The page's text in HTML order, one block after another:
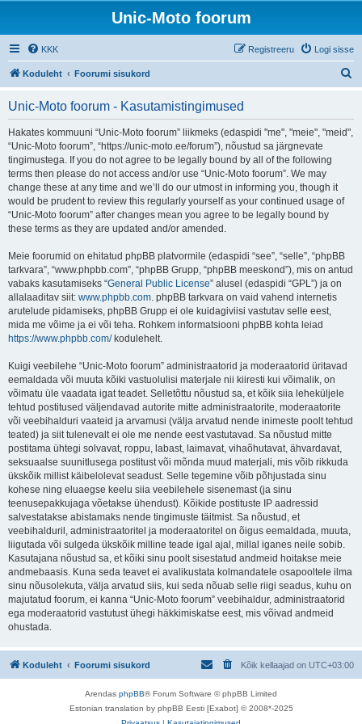
Unic-Moto foorum
KKK Logi sisse
Registreeru
Koduleht Foorumi sisukord
Unic-Moto foorum - Kasutamistingimused
Hakates kommuuni “Unic-Moto foorum” liikmeks (edaspidi "me", "meie", "meid",
“Unic-Moto foorum”, “https://unic-moto.ee/forum”), nõustud sa järgnevate
tingimustega. If you do not agree to be legally bound by all of the following
terms then please do not access and/or use “Unic-Moto foorum”. We may
change these at any time and we’ll do our utmost in informing you, though it
would be prudent to review this regularly yourself as your continued usage of
“Unic-Moto foorum” after changes mean you agree to be legally bound by
these terms as they are updated and/or amended.
Meie foorumid on ehitatud phpBB platvormile (edaspidi “see”, “selle”, “phpBB
tarkvara”, “www.phpbb.com”, “phpBB Grupp, “phpBB meeskond”), mis on antud
vabaks kasutamiseks “General Public License” alusel (edaspidi “GPL”) ja on
allalaaditav siit: www.phpbb.com. phpBB tarkvara on vaid vahend internetis
arutelude pidamiseks, phpBB Grupp ei ole kuidagiviisi vastutav selle eest,
mida me võime ja ei või teha. Rohkem informatsiooni phpBB kohta leiad
https://www.phpbb.com/kodulehelt.
Kuigi veebilehe “Unic-Moto foorum” administraatorid ja moderaatorid üritavad
eemaldada või muuta kõiki vastuolulisi materjale nii kiiresti kui võimalik, on
võimatu üle vaadata igat teadet. Selletõttu nõustud sa, et kõik siia leheküljele
tehtud postitused väljendavad autorite mitte administraatorite, moderaatorite
või veebihalduri vaateid ja arvamusi (välja arvatud nende inimeste poolt tehtud
teated) ja siit tulenevalt ei ole me nende eest vastutavad. Sa nõustud mitte
postitama ühtegi solvavat, roppu, labast, laimavat, vihaõhutavat, ähvardavat,
seksuaalse suunitlusega postitust või mõnda muud materjali, mis võib rikkuda
ükskõik millist käibelolevat seadust. Selle tegemine võib põhjustada sinu
kohese ning eluaegse keelu siia veebilehele sisenemast (ja sinu
teenusepakkujaga võetakse ühendust). Kõikide postituste IP aadressid
salvestatakse abistamaks nende tingimuste täitmist. Sa nõustud, et
veebihalduril, administraatoritel ja moderaatoritel on õigus eemaldada, muuta,
liigutada või sulgeda ükskõik milline teade igal ajal, millal iganes neile sobib.
Kasutajana nõustud sa, et kõiki sinu poolt sisestatud andmeid hoitakse meie
andmebaasis. Kuna seda teavet ei avalikustata kolmandatele osapooltele ilma
sinu nõusolekuta, välja arvatud siis, kui seda nõuab selle riigi seadus, kuhu on
majutatud foorum, ei kanna “Unic-Moto foorum” veebihaldur, administraatorid
ega moderaatorid vastutust ühegi häkkimiskatse eest, mis võivad andmeid
ohustada.
Koduleht Foorumi sisukord Kõik kellaajad on UTC+03:00
Arendas phpBB® Forum Software © phpBB Limited
Estonian translation by phpBB Eesti [Exabot] © 2008*-2025